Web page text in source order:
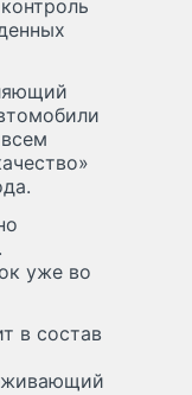
уже во
в состав